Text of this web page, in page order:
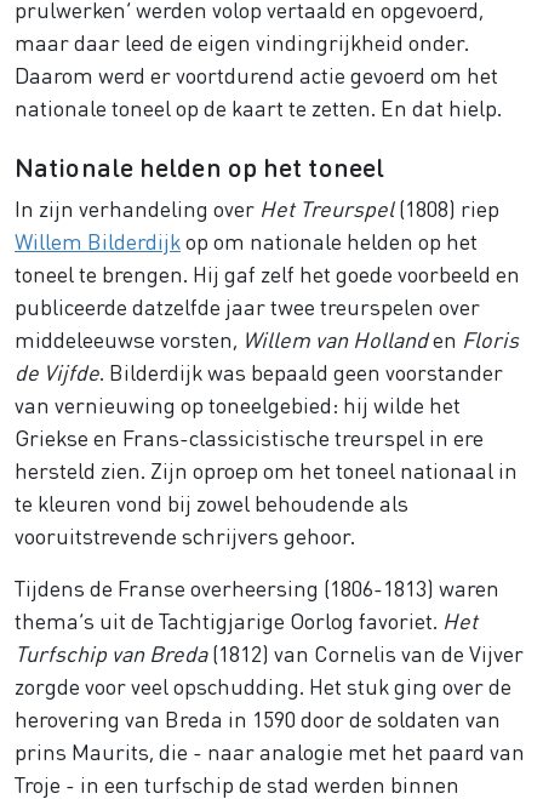
prulwerken’ werden volop vertaald en opgevoerd,
maar daar leed de eigen vindingrijkheid onder.
Daarom werd er voortdurend actie gevoerd om het
nationale toneel op de kaart te zetten. En dat hielp.
Nationale helden op het toneel
In zijn verhandeling over Het Treurspel(1808) riep
Willem Bilderdijk op om nationale helden op het
toneel te brengen. Hij gaf zelf het goede voorbeeld en
publiceerde datzelfde jaar twee treurspelen over
middeleeuwse vorsten, Willem van Hollanden Floris
de Vijfde . Bilderdijk was bepaald geen voorstander
van vernieuwing op toneelgebied: hij wilde het
Griekse en Frans-classicistische treurspel in ere
hersteld zien. Zijn oproep om het toneel nationaal in
te kleuren vond bij zowel behoudende als
vooruitstrevende schrijvers gehoor.
Tijdens de Franse overheersing (1806-1813) waren
thema’s uit de Tachtigjarige Oorlog favoriet. Het
Turfschip van Breda(1812) van Cornelis van de Vijver
zorgde voor veel opschudding. Het stuk ging over de
herovering van Breda in 1590 door de soldaten van
prins Maurits, die - naar analogie met het paard van
Troje - in een turfschip de stad werden binnen